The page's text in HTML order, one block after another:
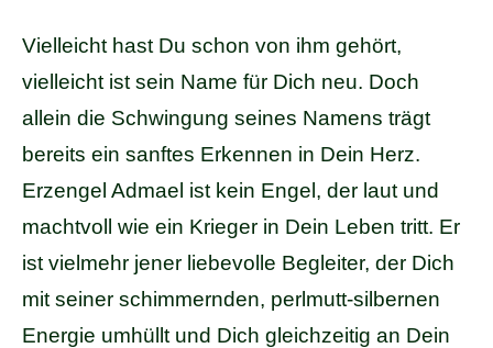
Vielleicht hast Du schon von ihm gehört,
vielleicht ist sein Name für Dich neu. Doch
allein die Schwingung seines Namens trägt
bereits ein sanftes Erkennen in Dein Herz.
Erzengel Admael ist kein Engel, der laut und
machtvoll wie ein Krieger in Dein Leben tritt. Er
ist vielmehr jener liebevolle Begleiter, der Dich
mit seiner schimmernden, perlmutt-silbernen
Energie umhüllt und Dich gleichzeitig an Dein